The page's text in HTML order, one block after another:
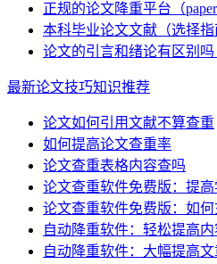
正规的论文降重平台（
本科毕业论文文献（选择指
论文的引言和绪论有区别
最新论文技巧知识推荐
论文如何引用文献不算查重
如何提高论文查重率
论文查重表格内容查吗
论文查重软件免费版：提
论文查重软件免费版：如
自动降重软件：轻松提高
自动降重软件：大幅提高